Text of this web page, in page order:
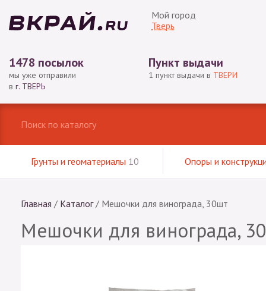
Мой город
Тверь
1478 посылок
мы уже отправили
в г. ТВЕРЬ
Пункт выдачи
1 пункт выдачи в ТВЕРИ
Грунты и геоматериалы 10 Опоры и
Главная / Каталог / Мешочки для винограда, 30шт
Мешочки для винограда,